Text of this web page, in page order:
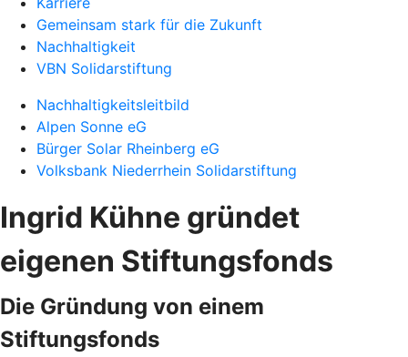
Gemeinsam stark für die Zukunft
Nachhaltigkeit
VBN Solidarstiftung
Nachhaltigkeitsleitbild
Alpen Sonne eG
Bürger Solar Rheinberg eG
Volksbank Niederrhein Solidarstiftung
Ingrid Kühne gründet
eigenen Stiftungsfonds
Die Gründung von einem
Stiftungsfonds